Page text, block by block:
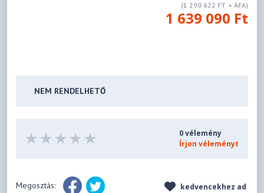
(1 290 622 FT + ÁFA)
1 639 090 Ft
NEM RENDELHETŐ
0 vélemény
Írjon véleményt
Megosztás: kedvencekhez ad